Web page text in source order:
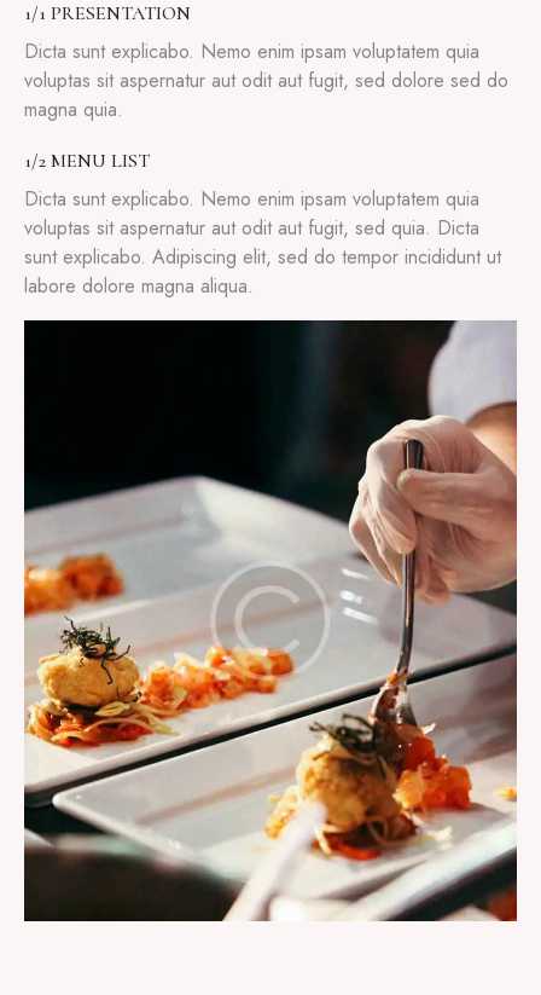
1/1 PRESENTATION
Dicta sunt explicabo. Nemo enim ipsam voluptatem quia
voluptas sit aspernatur aut odit aut fugit, sed dolore sed do
magna quia.
1/2 MENU LIST
Dicta sunt explicabo. Nemo enim ipsam voluptatem quia
voluptas sit aspernatur aut odit aut fugit, sed quia. Dicta
sunt explicabo. Adipiscing elit, sed do tempor incididunt ut
labore dolore magna aliqua.